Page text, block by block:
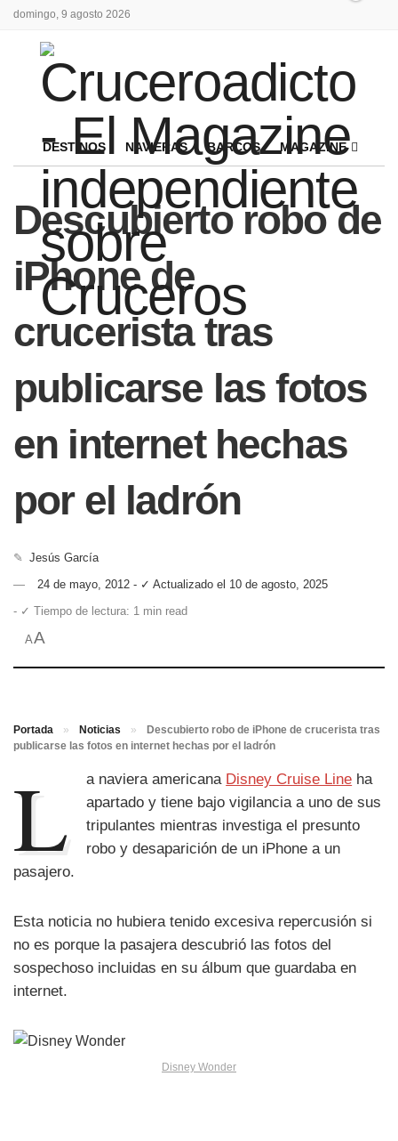
domingo, 9 agosto 2026
DESTINOS NAVIERAS BARCOS MAGAZINE
Descubierto robo de
iPhone de
crucerista tras
publicarse las fotos
en internet hechas
por el ladrón
✎ Jesús García
24 de mayo, 2012 - ✓ Actualizado el 10 de agosto, 2025
- ✓ Tiempo de lectura: 1 min read
AA
Portada » Noticias »
Descubierto robo de iPhone de crucerista tras
publicarse las fotos en internet hechas por el ladrón
L a naviera americana Disney Cruise Line ha
apartado y tiene bajo vigilancia a uno de sus
tripulantes mientras investiga el presunto
robo y desaparición de un iPhone a un
pasajero.
Esta noticia no hubiera tenido excesiva repercusión si
no es porque la pasajera descubrió las fotos del
sospechoso incluidas en su álbum que guardaba en
internet.
Disney Wonder